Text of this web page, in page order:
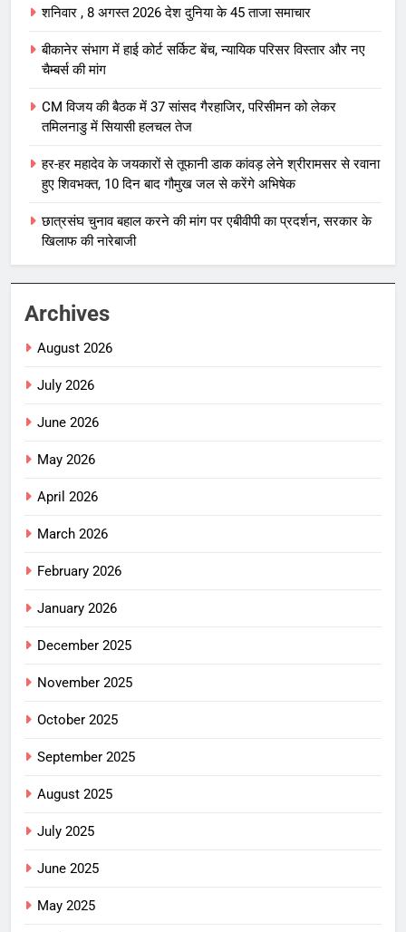
शनिवार , 8 अगस्त 2026 देश दुनिया के 45 ताजा समाचार
बीकानेर संभाग में हाई कोर्ट सर्किट बेंच, न्यायिक परिसर विस्तार और नए
चैम्बर्स की मांग
CM विजय की बैठक में 37 सांसद गैरहाजिर, परिसीमन को लेकर
तमिलनाडु में सियासी हलचल तेज
हर-हर महादेव के जयकारों से तूफानी डाक कांवड़ लेने श्रीरामसर से रवाना
हुए शिवभक्त, 10 दिन बाद गौमुख जल से करेंगे अभिषेक
छात्रसंघ चुनाव बहाल करने की मांग पर एबीवीपी का प्रदर्शन, सरकार के
खिलाफ की नारेबाजी
Archives
August 2026
July 2026
June 2026
May 2026
April 2026
March 2026
February 2026
January 2026
December 2025
November 2025
October 2025
September 2025
August 2025
July 2025
June 2025
May 2025